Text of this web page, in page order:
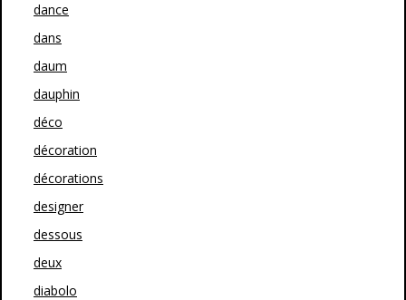
dance
dans
daum
dauphin
déco
décoration
décorations
designer
dessous
deux
diabolo